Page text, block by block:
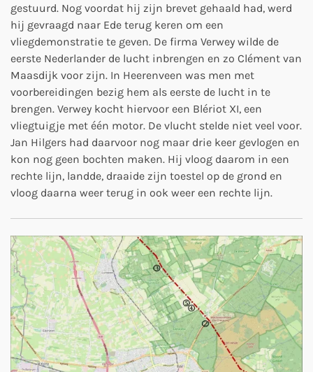
gestuurd. Nog voordat hij zijn brevet gehaald had, werd
hij gevraagd naar Ede terug keren om een
vliegdemonstratie te geven. De firma Verwey wilde de
eerste Nederlander de lucht inbrengen en zo Clément van
Maasdijk voor zijn. In Heerenveen was men met
voorbereidingen bezig hem als eerste de lucht in te
brengen. Verwey kocht hiervoor een Blériot XI, een
vliegtuigje met één motor. De vlucht stelde niet veel voor.
Jan Hilgers had daarvoor nog maar drie keer gevlogen en
kon nog geen bochten maken. Hij vloog daarom in een
rechte lijn, landde, draaide zijn toestel op de grond en
vloog daarna weer terug in ook weer een rechte lijn.